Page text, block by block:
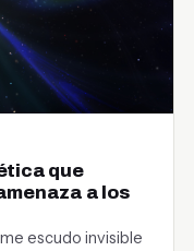
que
a los
escudo invisible